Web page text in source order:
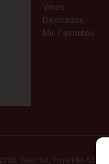
Vinos
Destilados
Mis Favoritos
folio 64, hoja PM-